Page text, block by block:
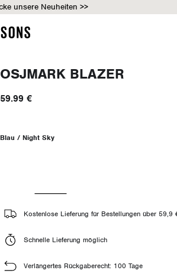
unsere Neuheiten >>
OSJMARK BLAZER
59.99 €
Blau / Night Sky
Kostenlose Lieferung für Bestellungen über 59,9
Schnelle Lieferung möglich
Verlängertes Rückgaberecht: 100 Tage